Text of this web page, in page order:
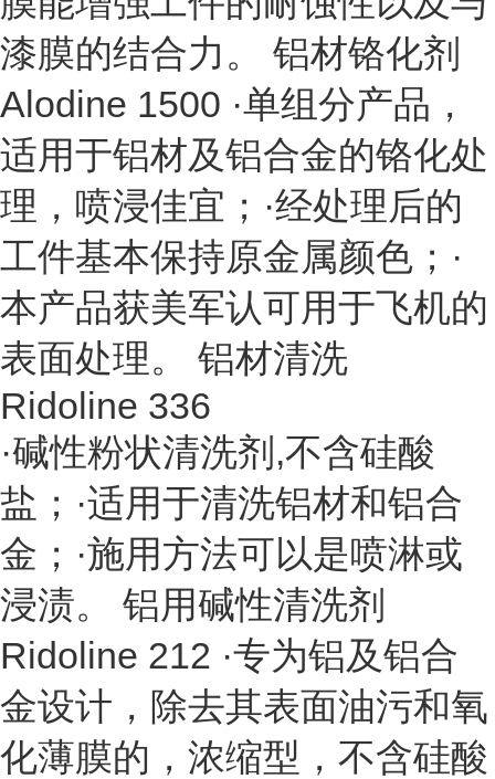
漆膜的结合力。 铝材铬化剂
Alodine 1500 ·单组分产品，
适用于铝材及铝合金的铬化处
理，喷浸佳宜；·经处理后的
工件基本保持原金属颜色；·
本产品获美军认可用于飞机的
表面处理。 铝材清洗
Ridoline 336
·碱性粉状清洗剂,不含硅酸
盐；·适用于清洗铝材和铝合
金；·施用方法可以是喷淋或
浸渍。 铝用碱性清洗剂
Ridoline 212 ·专为铝及铝合
金设计，除去其表面油污和氧
化薄膜的，浓缩型，不含硅酸